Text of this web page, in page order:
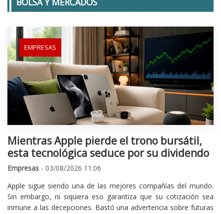
EMPRESAS
Mientras Apple pierde el trono bursátil,
esta tecnológica seduce por su dividendo
Empresas - 03/08/2026 11:06
Apple sigue siendo una de las mejores compañías del mundo.
Sin embargo, ni siquiera eso garantiza que su cotización sea
inmune a las decepciones. Bastó una advertencia sobre futuras